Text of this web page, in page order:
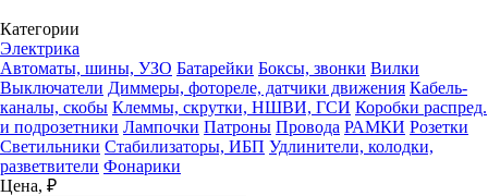
Категории
Электрика
Автоматы, шины, УЗО Батарейки Боксы, звонки Вилки
Выключатели Диммеры, фотореле, датчики движения Кабель-
каналы, скобы Клеммы, скрутки, НШВИ, ГСИ Коробки распред.
и подрозетники Лампочки Патроны Провода РАМКИ Розетки
Светильники Стабилизаторы, ИБП Удлинители, колодки,
разветвители Фонарики
Цена, ₽